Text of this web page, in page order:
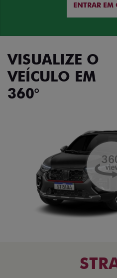
ENTRAR EM
VISUALIZE O
VEÍCULO EM
360°